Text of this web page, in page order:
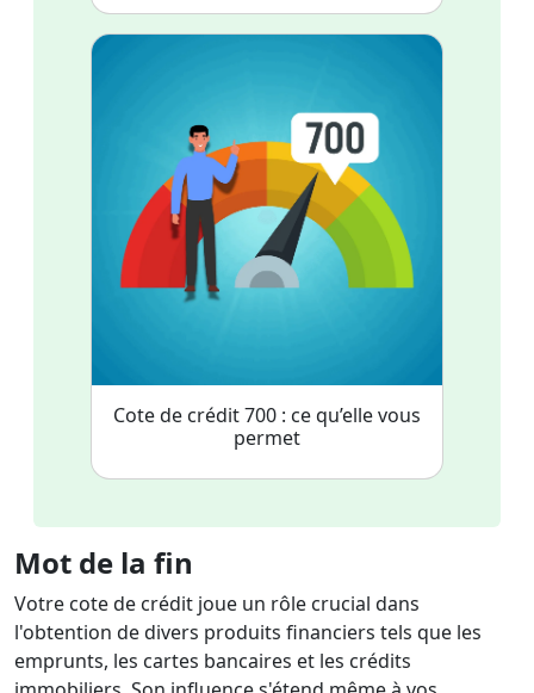
Cote de crédit 700 : ce qu’elle vous
permet
Mot de la fin
Votre cote de crédit joue un rôle crucial dans
l'obtention de divers produits financiers tels que les
emprunts, les cartes bancaires et les crédits